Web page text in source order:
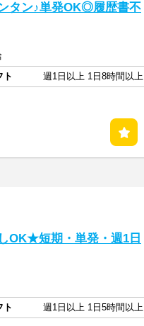
タン♪単発OK◎履歴書不
ト
週1日以上 1日8時間以上
OK★短期・単発・週1日
ト
週1日以上 1日5時間以上